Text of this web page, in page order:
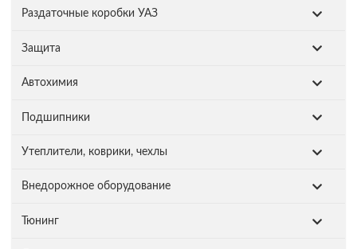
Раздаточные коробки УАЗ
Защита
Автохимия
Подшипники
Утеплители, коврики, чехлы
Внедорожное оборудование
Тюнинг